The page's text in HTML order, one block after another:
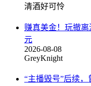
清酒好可怜
赚真美金！玩撤
元
2026-08-08
GreyKnight
“主播毁号”后续